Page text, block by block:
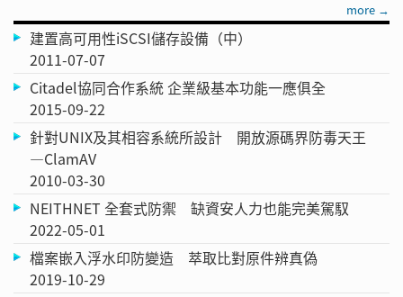
more →
建置高可用性iSCSI儲存設備（中）
2011-07-07
Citadel協同合作系統 企業級基本功能一應俱全
2015-09-22
針對UNIX及其相容系統所設計 開放源碼界防毒天王
—ClamAV
2010-03-30
NEITHNET 全套式防禦 缺資安人力也能完美駕馭
2022-05-01
檔案嵌入浮水印防變造 萃取比對原件辨真偽
2019-10-29